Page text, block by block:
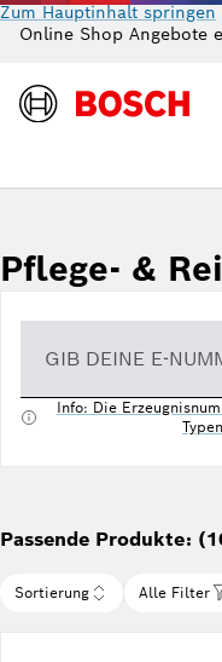
Zum Hauptinhalt springen
Online Shop Angebote
Pflege- &
GIB DEINE E-
Info: Die
Passende Produkte:
Sortierung Alle Filter